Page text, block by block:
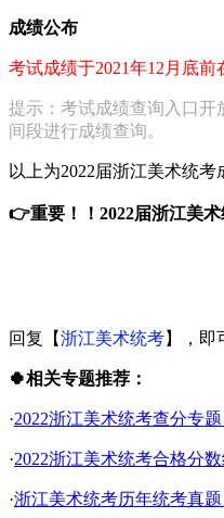
成绩公布
考试成绩于2021年12月底前
提示：考试成绩查询入口
间段进行成绩查询。
以上为2022届浙江美术统
👉重要！！2022届浙江美术
回复【浙江美术统考】，即
🍀相关专题推荐：
·2022浙江美术统考查分专题
·2022浙江美术统考合格分
·浙江美术统考历年统考真题